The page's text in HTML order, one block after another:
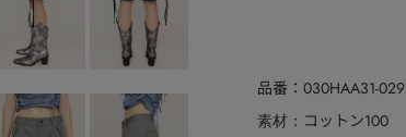
品番 030HAA31-
素材
コットン100